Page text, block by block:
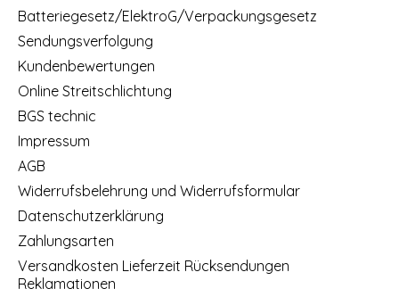
Batteriegesetz/ElektroG/Verpackungsgesetz
Sendungsverfolgung
Kundenbewertungen
Online Streitschlichtung
BGS technic
Impressum
AGB
Widerrufsbelehrung und Widerrufsformular
Datenschutzerklärung
Zahlungsarten
Versandkosten Lieferzeit Rücksendungen
Reklamationen